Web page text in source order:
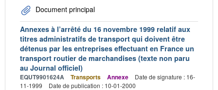
Document principal
Annexes à l’arrêté du 16 novembre 1999 relatif aux
titres administratifs de transport qui doivent être
détenus par les entreprises effectuant en France un
transport routier de marchandises (texte non paru
au Journal officiel)
EQUT9901624A Transports Annexe
Date de signature : 16-
11-1999
Date de publication : 10-01-2000